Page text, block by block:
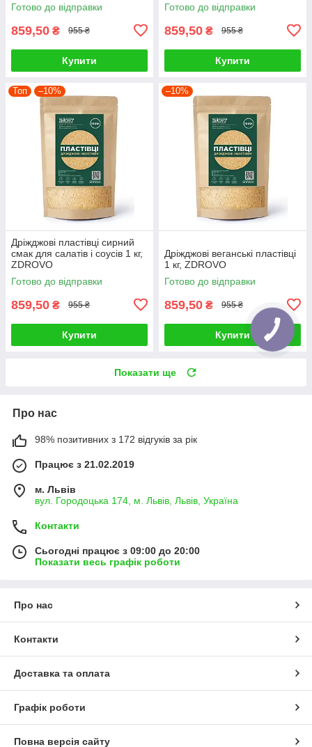
Готово до відправки
859,50 ₴ 955 ₴
Купити
Готово до відправки
859,50 ₴ 955 ₴
Купити
Топ –10%
Дріжджові пластівці сирний
смак для салатів і соусів 1 кг,
ZDROVO
Готово до відправки
859,50 ₴ 955 ₴
Купити
–10%
Дріжджові веганські пластівці
1 кг, ZDROVO
Готово до відправки
859,50 ₴ 955 ₴
Купити
Показати ще
Про нас
98% позитивних з 172 відгуків за рік
Працює з 21.02.2019
м. Львів
вул. Городоцька 174, м. Львів, Львів, Україна
Контакти
Сьогодні працює з 09:00 до 20:00
Показати весь графік роботи
Про нас
Контакти
Доставка та оплата
Графік роботи
Повна версія сайту